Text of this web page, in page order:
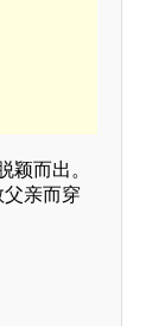
颖而出。
亲而穿